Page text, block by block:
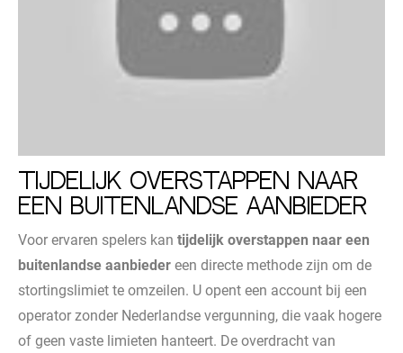
Tijdelijk overstappen naar
een buitenlandse aanbieder
Voor ervaren spelers kan tijdelijk overstappen naar een
buitenlandse aanbieder een directe methode zijn om de
stortingslimiet te omzeilen. U opent een account bij een
operator zonder Nederlandse vergunning, die vaak hogere
of geen vaste limieten hanteert. De overdracht van